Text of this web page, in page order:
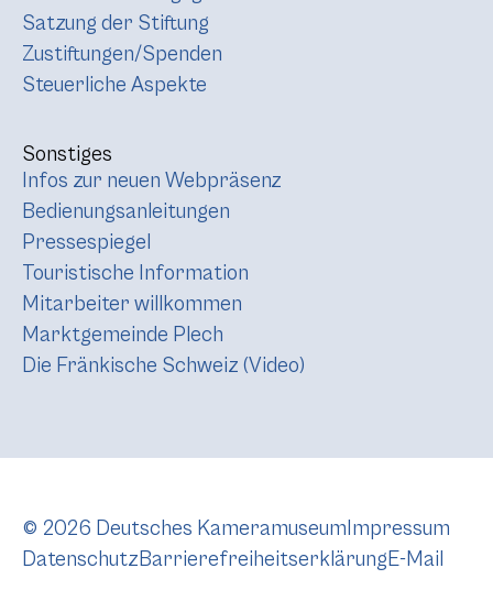
Satzung der Stiftung
Zustiftungen/Spenden
Steuerliche Aspekte
Sonstiges
Infos zur neuen Webpräsenz
Bedienungsanleitungen
Pressespiegel
Touristische Information
Mitarbeiter willkommen
Marktgemeinde Plech
Die Fränkische Schweiz (Video)
© 2026 Deutsches Kameramuseum Impressum
DatenschutzBarrierefreiheitserklärungE-Mail